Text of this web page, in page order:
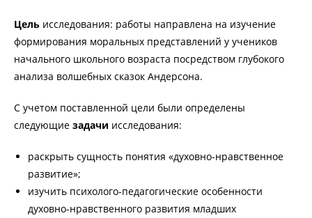
Цель исследования: работы направлена на изучение
формирования моральных представлений у учеников
начального школьного возраста посредством глубокого
анализа волшебных сказок Андерсона.
С учетом поставленной цели были определены
следующие задачи исследования:
раскрыть сущность понятия «духовно-нравственное
развитие»;
изучить психолого-педагогические особенности
духовно-нравственного развития младших